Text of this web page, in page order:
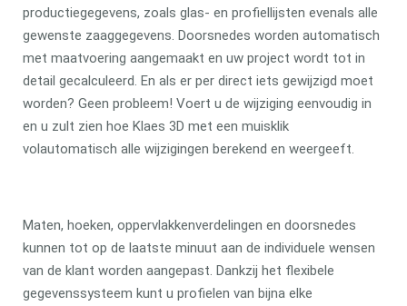
productiegegevens, zoals glas- en profiellijsten evenals alle
gewenste zaaggegevens. Doorsnedes worden automatisch
met maatvoering aangemaakt en uw project wordt tot in
detail gecalculeerd. En als er per direct iets gewijzigd moet
worden? Geen probleem! Voert u de wijziging eenvoudig in
en u zult zien hoe Klaes 3D met een muisklik
volautomatisch alle wijzigingen berekend en weergeeft.
Maten, hoeken, oppervlakkenverdelingen en doorsnedes
kunnen tot op de laatste minuut aan de individuele wensen
van de klant worden aangepast. Dankzij het flexibele
gegevenssysteem kunt u profielen van bijna elke